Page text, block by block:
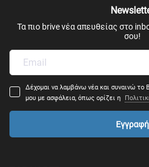
Τα πιο brive νέα απευθείας στο
σου!
Δέχομαι να λαμβάνω νέα και συναινώ το
μου με ασφάλεια, όπως ορίζει η
Εγγραφή